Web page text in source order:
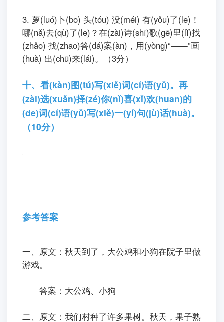
3. 萝(luó)卜(bo) 头(tóu) 没(méi) 有(yǒu)了(le)！
哪(nǎ)去(qù)了(le)？在(zài)诗(shī)歌(ɡē)里(lǐ)找
(zhǎo) 找(zhao)答(dá)案(àn)，用(yònɡ)“——”画
(huà) 出(chū)来(lái)。（3分）
十、看(kàn)图(tú)写(xiě)词(cí)语(yǔ)。再
(zài)选(xuǎn)择(zé)你(nǐ)喜(xǐ)欢(huan)的
(de)词(cí)语(yǔ)写(xiě)一(yí)句(jù)话(huà)。
（10分）